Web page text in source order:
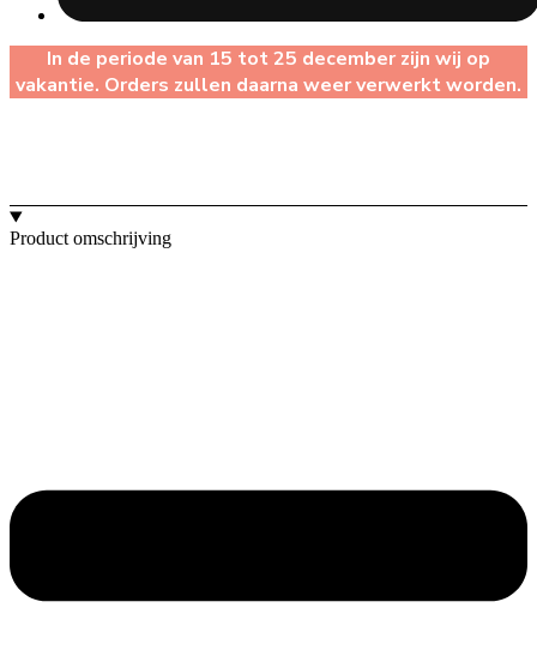
In de periode van 15 tot 25 december zijn wij op
vakantie. Orders zullen daarna weer verwerkt worden.
Product omschrijving